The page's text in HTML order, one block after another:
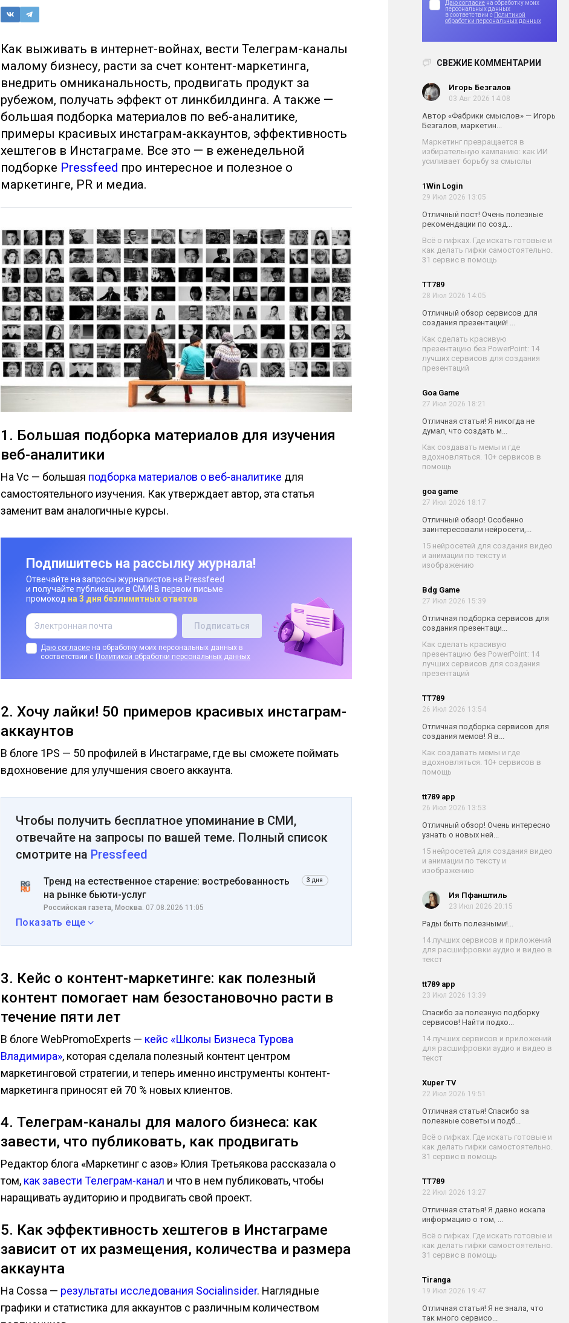
Даю согласие на обработку моих
персональных данных
в соответствии с Политикой
обработки персональных данных
СВЕЖИЕ КОММЕНТАРИИ
Игорь Безгалов
03 Авг 2026 14:08
Автор «Фабрики смыслов» — Игорь
Безгалов, маркетин...
Маркетинг превращается в
избирательную кампанию: как ИИ
усиливает борьбу за смыслы
1Win Login
29 Июл 2026 13:05
Отличный пост! Очень полезные
рекомендации по созд...
Всё о гифках. Где искать готовые и
как делать гифки самостоятельно.
31 сервис в помощь
TT789
28 Июл 2026 14:05
Отличный обзор сервисов для
создания презентаций! ...
Как сделать красивую
презентацию без PowerPoint: 14
лучших сервисов для создания
презентаций
Goa Game
27 Июл 2026 18:21
Отличная статья! Я никогда не
думал, что создать м...
Как создавать мемы и где
вдохновляться. 10+ сервисов в
помощь
goa game
27 Июл 2026 18:17
Отличный обзор! Особенно
заинтересовали нейросети,...
15 нейросетей для создания видео
и анимации по тексту и
изображению
Bdg Game
27 Июл 2026 15:39
Отличная подборка сервисов для
создания презентаци...
Как сделать красивую
презентацию без PowerPoint: 14
лучших сервисов для создания
презентаций
TT789
26 Июл 2026 13:54
Отличная подборка сервисов для
создания мемов! Я в...
Как создавать мемы и где
вдохновляться. 10+ сервисов в
помощь
tt789 app
26 Июл 2026 13:53
Отличный обзор! Очень интересно
узнать о новых ней...
15 нейросетей для создания видео
и анимации по тексту и
изображению
Ия Пфанштиль
23 Июл 2026 20:15
Рады быть полезными!...
14 лучших сервисов и приложений
для расшифровки аудио и видео в
текст
tt789 app
23 Июл 2026 13:39
Спасибо за полезную подборку
сервисов! Найти подхо...
14 лучших сервисов и приложений
для расшифровки аудио и видео в
текст
Xuper TV
22 Июл 2026 19:51
Отличная статья! Спасибо за
полезные советы и подб...
Всё о гифках. Где искать готовые и
как делать гифки самостоятельно.
31 сервис в помощь
TT789
22 Июл 2026 13:27
Отличная статья! Я давно искала
информацию о том, ...
Всё о гифках. Где искать готовые и
как делать гифки самостоятельно.
31 сервис в помощь
Tiranga
19 Июл 2026 19:47
Отличная статья! Я не знала, что
так много сервисо...
Как выживать в интернет-войнах, вести Телеграм-каналы
малому бизнесу, расти за счет контент-маркетинга,
внедрить омниканальность, продвигать продукт за
рубежом, получать эффект от линкбилдинга. А также —
большая подборка материалов по веб-аналитике,
примеры красивых инстаграм-аккаунтов, эффективность
хештегов в Инстаграме. Все это — в еженедельной
подборке Pressfeed про интересное и полезное о
маркетинге, PR и медиа.
1. Большая подборка материалов для изучения
веб-аналитики
На Vc — большая подборка материалов о веб-аналитике для
самостоятельного изучения. Как утверждает автор, эта статья
заменит вам аналогичные курсы.
Подпишитесь на рассылку журнала!
Отвечайте на запросы журналистов на Pressfeed
и получайте публикации в СМИ! В первом письме
промокод на 3 дня безлимитных ответов
Даю согласие на обработку моих персональных данных в
соответствии с Политикой обработки персональных данных
2. Хочу лайки! 50 примеров красивых инстаграм-
аккаунтов
В блоге 1PS — 50 профилей в Инстаграме, где вы сможете поймать
вдохновение для улучшения своего аккаунта.
Чтобы получить бесплатное упоминание в СМИ,
отвечайте на запросы по вашей теме. Полный список
смотрите на Pressfeed
Тренд на естественное старение: востребованность
на рынке бьюти-услуг
3 дня
Российская газета, Москва. 07.08.2026 11:05
Показать еще
3. Кейс о контент-маркетинге: как полезный
контент помогает нам безостановочно расти в
течение пяти лет
В блоге WebPromoExperts — кейс «Школы Бизнеса Турова
Владимира», которая сделала полезный контент центром
маркетинговой стратегии, и теперь именно инструменты контент-
маркетинга приносят ей 70 % новых клиентов.
4. Телеграм-каналы для малого бизнеса: как
завести, что публиковать, как продвигать
Редактор блога «Маркетинг с азов» Юлия Третьякова рассказала о
том, как завести Телеграм-канал и что в нем публиковать, чтобы
наращивать аудиторию и продвигать свой проект.
5. Как эффективность хештегов в Инстаграме
зависит от их размещения, количества и размера
аккаунта
На Cossa — результаты исследования Socialinsider. Наглядные
графики и статистика для аккаунтов с различным количеством